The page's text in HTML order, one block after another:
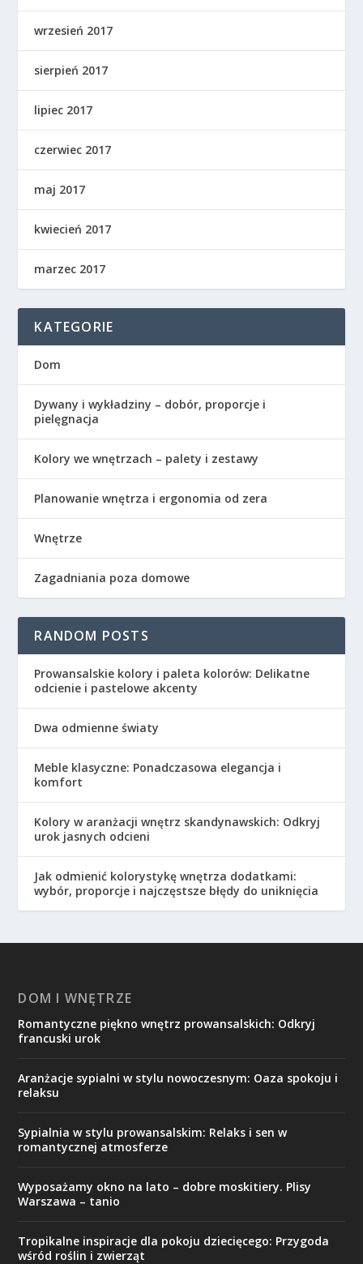
wrzesień 2017
sierpień 2017
lipiec 2017
czerwiec 2017
maj 2017
kwiecień 2017
marzec 2017
KATEGORIE
Dom
Dywany i wykładziny – dobór, proporcje i
pielęgnacja
Kolory we wnętrzach – palety i zestawy
Planowanie wnętrza i ergonomia od zera
Wnętrze
Zagadniania poza domowe
RANDOM POSTS
Prowansalskie kolory i paleta kolorów: Delikatne
odcienie i pastelowe akcenty
Dwa odmienne światy
Meble klasyczne: Ponadczasowa elegancja i
komfort
Kolory w aranżacji wnętrz skandynawskich: Odkryj
urok jasnych odcieni
Jak odmienić kolorystykę wnętrza dodatkami:
wybór, proporcje i najczęstsze błędy do uniknięcia
DOM I WNĘTRZE
Romantyczne piękno wnętrz prowansalskich: Odkryj
francuski urok
Aranżacje sypialni w stylu nowoczesnym: Oaza spokoju i
relaksu
Sypialnia w stylu prowansalskim: Relaks i sen w
romantycznej atmosferze
Wyposażamy okno na lato – dobre moskitiery. Plisy
Warszawa – tanio
Tropikalne inspiracje dla pokoju dziecięcego: Przygoda
wśród roślin i zwierząt